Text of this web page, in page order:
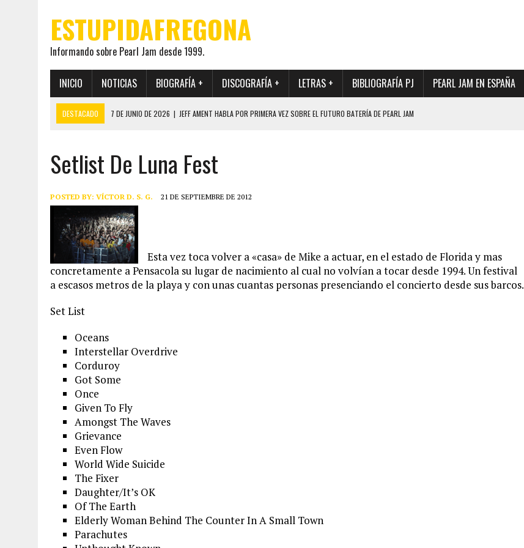
ESTUPIDAFREGONA
Informando sobre Pearl Jam desde 1999.
INICIO NOTICIAS BIOGRAFÍA + DISCOGRAFÍA + LETRAS + BIBLIOGRAFÍA PJ PEARL JAM EN ESPAÑA
DESTACADO 7 DE JUNIO DE 2026 | JEFF AMENT HABLA POR PRIMERA VEZ SOBRE EL FUTURO BATERÍA DE PEARL JAM
19 DE MAYO DE 2026
EL ENCUENTRO ENTRE NEIL YOUNG Y PEARL JAM QUE MARCÓ LOS 90, DE NUEVO EN VINILO.
12 DE MAYO DE 2026 |
PEARL JAM REAPARECEN EN OHANA 2026 EN MEDIO DE LA INCERTIDUMBRE SOBRE SU FUTURA FORMACIÓN
28 DE JULIO DE 2026 | JEFF AMENT PUBLICA SINCE FOREVER, UN LIBRO CON FOTOGRAFÍAS INÉDITAS DE LA HISTORIA DE PEARL JAM
Setlist De Luna Fest
POSTED BY: VÍCTOR D. S. G. 21 DE SEPTIEMBRE DE 2012
Esta vez toca volver a «casa» de Mike a actuar, en el estado de Florida y mas
concretamente a Pensacola su lugar de nacimiento al cual no volvían a tocar desde 1994. Un festival
a escasos metros de la playa y con unas cuantas personas presenciando el concierto desde sus barcos.
Set List
Oceans
Interstellar Overdrive
Corduroy
Got Some
Once
Given To Fly
Amongst The Waves
Grievance
Even Flow
World Wide Suicide
The Fixer
Daughter/It’s OK
Of The Earth
Elderly Woman Behind The Counter In A Small Town
Parachutes